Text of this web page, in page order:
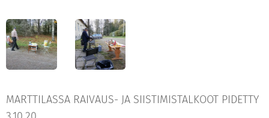
MARTTILASSA RAIVAUS- JA SIISTIMISTALKOOT PIDETTY